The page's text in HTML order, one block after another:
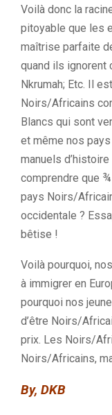
Voilà donc la
pitoyable que les
maîtrise parfaite
quand ils ignorent
Nkrumah; Etc. Il
Noirs/Africains
Blancs qui sont
et même nos
manuels
comprendre que
pays Noirs/
occidentale ?
bêtise !
Voilà pourquoi,
à immigrer en
pourquoi nos
d’être Noirs/
prix. Les Noirs/
Noirs/Africains,
By, DKB